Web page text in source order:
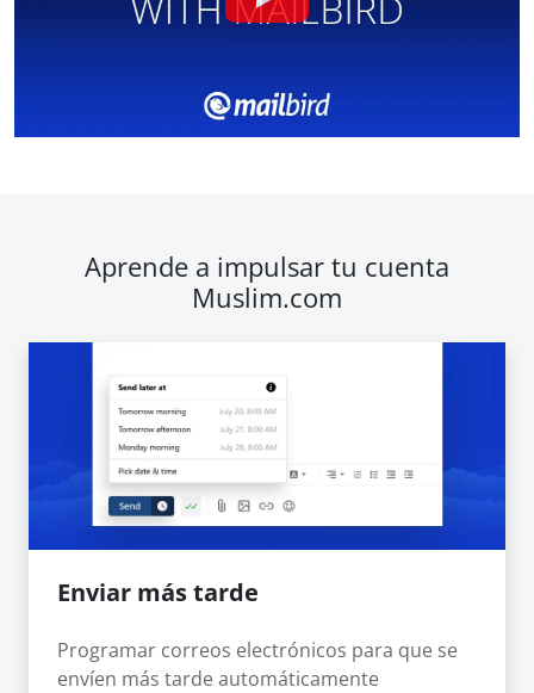
Aprende a impulsar tu cuenta
Muslim.com
Enviar más tarde
Programar correos electrónicos para que se
envíen más tarde automáticamente